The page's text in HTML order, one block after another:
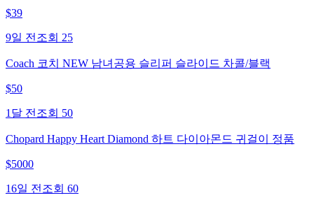
$39
9일 전 조회 25
Coach 코치 NEW 남녀공용 슬리퍼 슬라이드 차콜/블랙
$50
1달 전 조회 50
Chopard Happy Heart Diamond 하트 다이아몬드 귀걸이 정품
$5000
16일 전 조회 60